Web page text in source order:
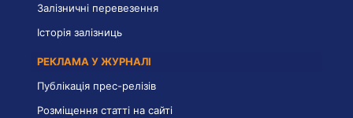
Залізничні перевезення
Історія залізниць
РЕКЛАМА У ЖУРНАЛІ
Публікація прес-релізів
Розміщення статті на сайті